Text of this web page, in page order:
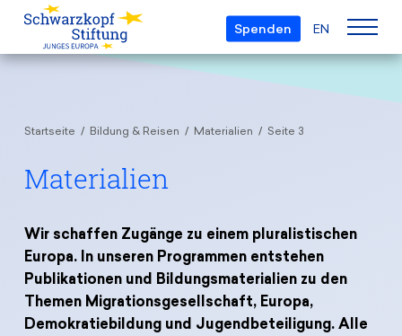
Spenden EN
Die Stiftung
Team
Partner
Transparenz
Projekte
Understanding Europe
Junge Islam Konferenz
Postmigrant Europe
Junge Sicherheitskonferenz Europas
Preise
Young European of the Year
Schwarzkopf-Europa-Preis
Inge-Deutschkron-Preis
Bildung & Reisen
Kursangebot
Startseite Bildung & Reisen Materialien Seite 3
Materialien
Wir schaffen Zugänge zu einem pluralistischen
Europa. In unseren Programmen entstehen
Publikationen und Bildungsmaterialien zu den
Themen Migrationsgesellschaft, Europa,
Demokratiebildung und Jugendbeteiligung. Alle